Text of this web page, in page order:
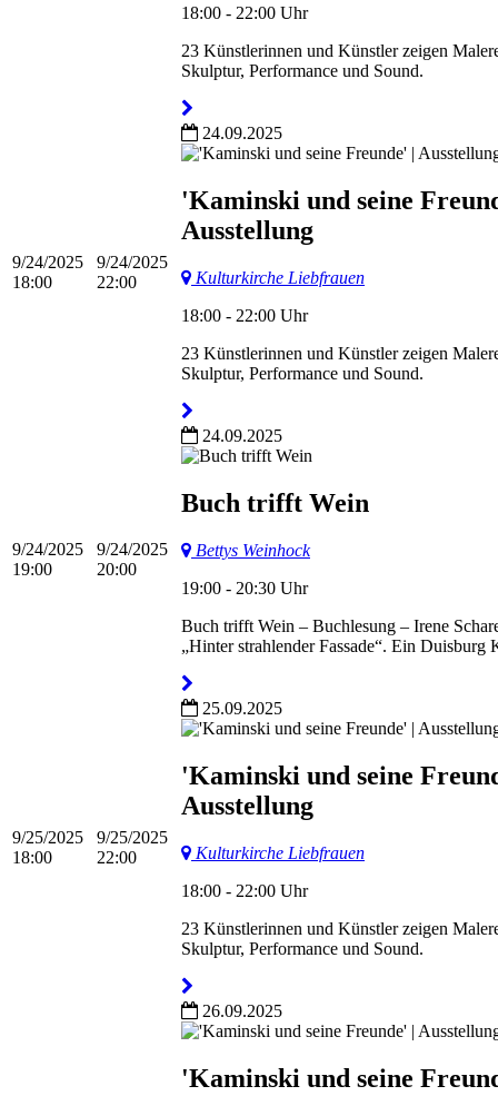
18:00 - 22:00 Uhr
23 Künstlerinnen und Künstler zeigen
Skulptur, Performance und Sound.
9/24/2025
18:00
9/24/2025
22:00
24.09.2025
'Kaminski und seine
Ausstellung
Kulturkirche Liebfrauen
18:00 - 22:00 Uhr
23 Künstlerinnen und Künstler zeigen
Skulptur, Performance und Sound.
9/24/2025
19:00
9/24/2025
20:00
24.09.2025
Buch trifft Wein
Bettys Weinhock
19:00 - 20:30 Uhr
Buch trifft Wein – Buchlesung – Irene
„Hinter strahlender Fassade“. Ein
9/25/2025
18:00
9/25/2025
22:00
25.09.2025
'Kaminski und seine
Ausstellung
Kulturkirche Liebfrauen
18:00 - 22:00 Uhr
23 Künstlerinnen und Künstler zeigen
Skulptur, Performance und Sound.
26.09.2025
'Kaminski und seine